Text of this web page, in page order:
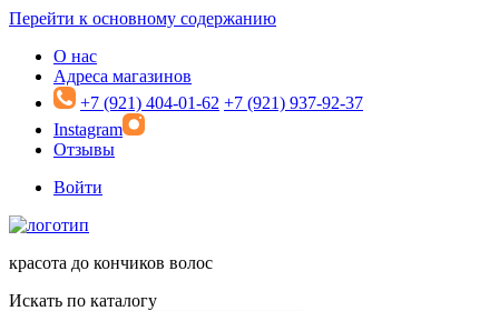
Перейти к основному содержанию
О нас
Адреса магазинов
+7 (921) 404-01-62 +7 (921) 937-92-37
Instagram
Отзывы
Войти
красота до кончиков волос
Искать по каталогу